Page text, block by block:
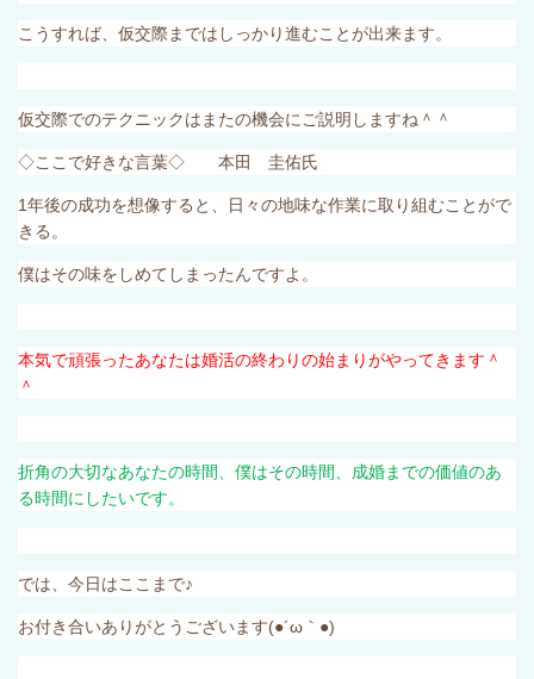
こうすれば、仮交際まではしっかり進むことが出来ます。
仮交際でのテクニックはまたの機会にご説明しますね＾＾
◇ここで好きな言葉◇ 本田 圭佑氏
1年後の成功を想像すると、日々の地味な作業に取り組むことがで
きる。
僕はその味をしめてしまったんですよ。
本気で頑張ったあなたは婚活の終わりの始まりがやってきます＾
＾
折角の大切なあなたの時間、僕はその時間、成婚までの価値のあ
る時間にしたいです。
では、今日はここまで♪
お付き合いありがとうございます(●´ω ｀ ●)